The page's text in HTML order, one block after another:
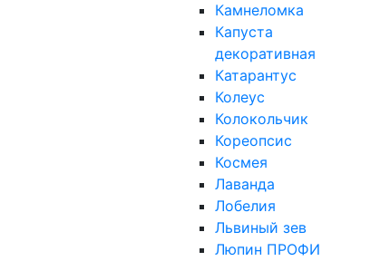
Камнеломка
Капуста
декоративная
Катарантус
Колеус
Колокольчик
Кореопсис
Космея
Лаванда
Лобелия
Львиный зев
Люпин ПРОФИ